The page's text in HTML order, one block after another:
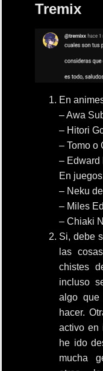
Tremix
En
– Awa
– Hitori
– Tomo o
– Edward
En
– Neku
– Miles
– Chiaki
Si, debe
las
chistes
incluso
algo que
hacer.
activo en
he ido
mucha